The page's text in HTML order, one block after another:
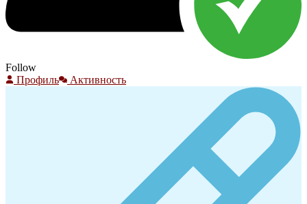
Follow
Профиль
Активность